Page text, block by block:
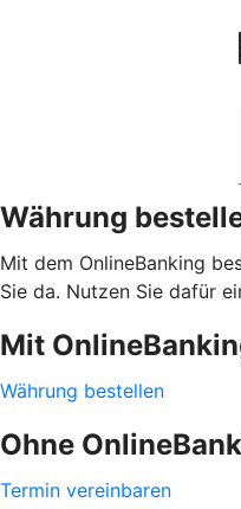
Währung
Mit dem OnlineBanking
Sie da. Nutzen Sie dafür
Mit
Währung bestellen
Ohne
Termin vereinbaren